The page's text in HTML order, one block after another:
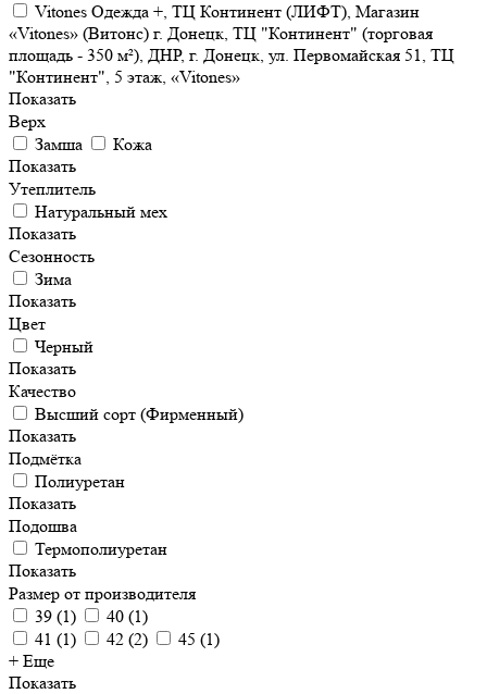
Vitones Одежда +, ТЦ Континент (ЛИФТ), Магазин
«Vitones» (Витонс) г. Донецк, ТЦ "Континент" (торговая
площадь - 350 м²), ДНР, г. Донецк, ул. Первомайская 51, ТЦ
"Континент", 5 этаж, «Vitones»
Показать
Верх
Замша
Кожа
Показать
Утеплитель
Натуральный мех
Показать
Сезонность
Зима
Показать
Цвет
Черный
Показать
Качество
Высший сорт (Фирменный)
Показать
Подмётка
Полиуретан
Показать
Подошва
Термополиуретан
Показать
Размер от производителя
39 (1) 40 (1)
41 (1) 42 (2) 45 (1)
+ Еще
Показать